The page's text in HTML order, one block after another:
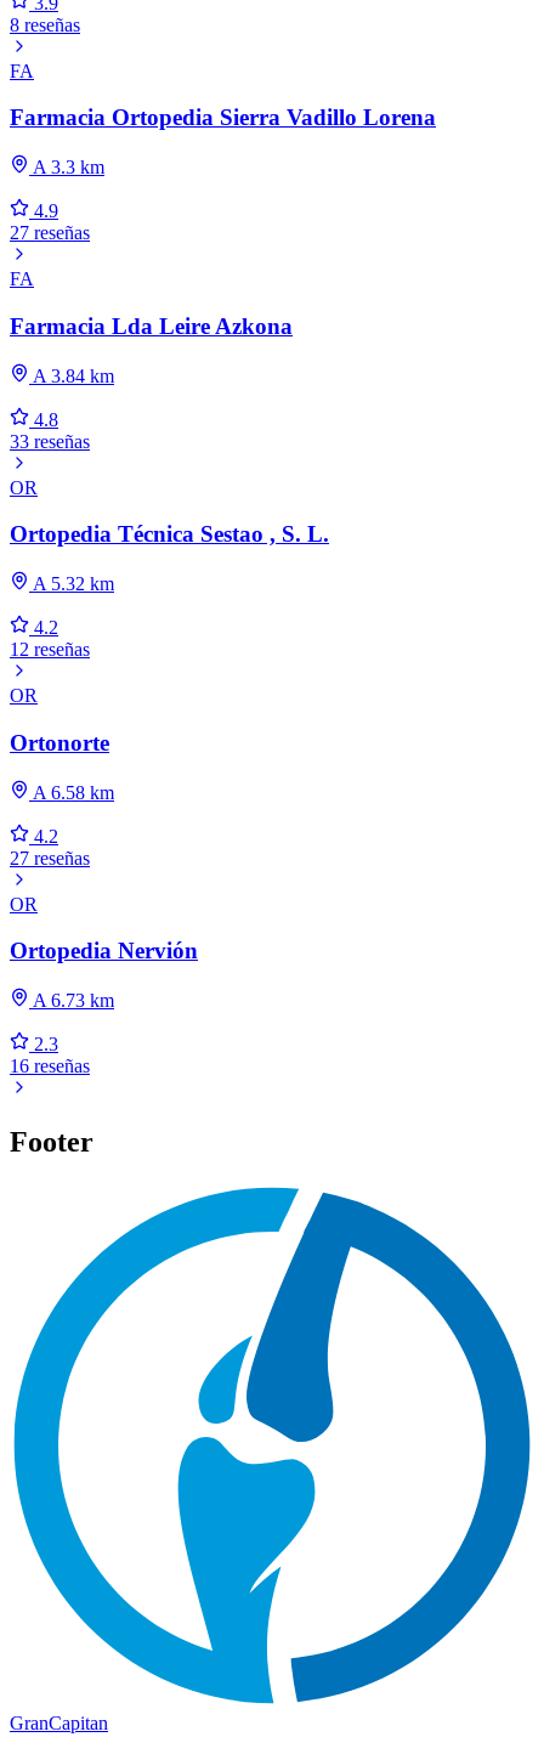
8 reseñas
FA
Farmacia Ortopedia Sierra Vadillo Lorena
A 3.3 km
4.9
27 reseñas
FA
Farmacia Lda Leire Azkona
A 3.84 km
4.8
33 reseñas
OR
Ortopedia Técnica Sestao , S. L.
A 5.32 km
4.2
12 reseñas
OR
Ortonorte
A 6.58 km
4.2
27 reseñas
OR
Ortopedia Nervión
A 6.73 km
2.3
16 reseñas
Footer
GranCapitan